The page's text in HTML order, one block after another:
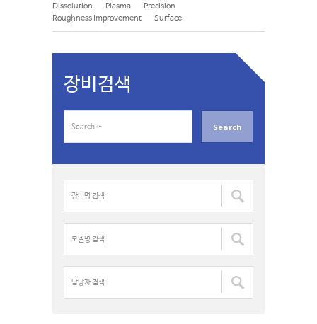
Dissolution
Plasma
Precision
Roughness Improvement
Surface
장비검색
a
명
색
:
델
명
:자